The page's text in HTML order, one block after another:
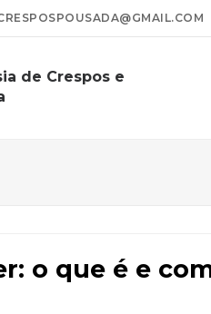
de Crespos e
o que é e